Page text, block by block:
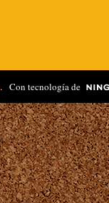
. Con tecnología de